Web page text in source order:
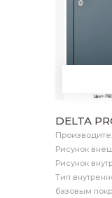
DELTA
Рисунок
Рисунок
Тип
базовым